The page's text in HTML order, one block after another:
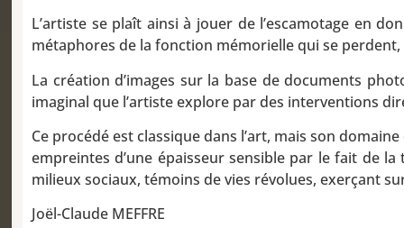
L’artiste se plaît ainsi à jouer de l’escamotage en
métaphores de la fonction mémorielle qui se
La création d’images sur la base de documents
imaginal que l’artiste explore par des interventions
Ce procédé est classique dans l’art, mais son
empreintes d’une épaisseur sensible par le fait de
milieux sociaux, témoins de vies révolues, exerçant
Joël-Claude MEFFRE